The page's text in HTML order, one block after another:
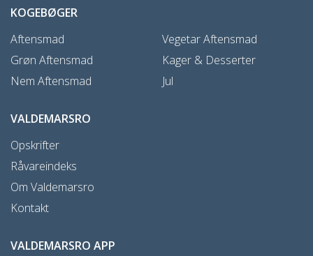
KOGEBØGER
Aftensmad
Grøn Aftensmad
Nem Aftensmad
Vegetar Aftensmad
Kager & Desserter
Jul
VALDEMARSRO
Opskrifter
Råvareindeks
Om Valdemarsro
Kontakt
VALDEMARSRO APP